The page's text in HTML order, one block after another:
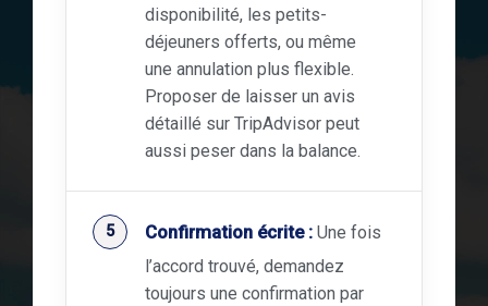
disponibilité, les petits-
déjeuners offerts, ou même
une annulation plus flexible.
Proposer de laisser un avis
détaillé sur TripAdvisor peut
aussi peser dans la balance.
Confirmation écrite : Une fois
l’accord trouvé, demandez
toujours une confirmation par